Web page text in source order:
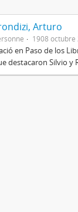
Arturo
1908 octubre
en Paso de los
destacaron Silvio y